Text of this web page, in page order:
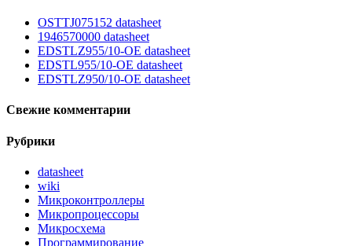
OSTTJ075152 datasheet
1946570000 datasheet
EDSTLZ955/10-OE datasheet
EDSTL955/10-OE datasheet
EDSTLZ950/10-OE datasheet
Свежие комментарии
Рубрики
datasheet
wiki
Микроконтроллеры
Микропроцессоры
Микросхема
Программирование